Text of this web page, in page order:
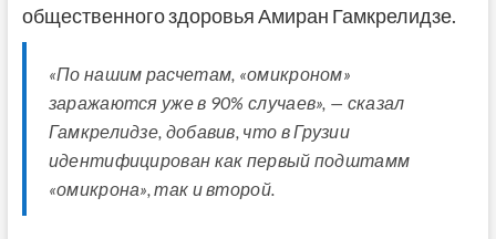
общественного здоровья Амиран Гамкрелидзе.
«По нашим расчетам, «омикроном»
заражаются уже в 90% случаев», — сказал
Гамкрелидзе, добавив, что в Грузии
идентифицирован как первый подштамм
«омикрона», так и второй.